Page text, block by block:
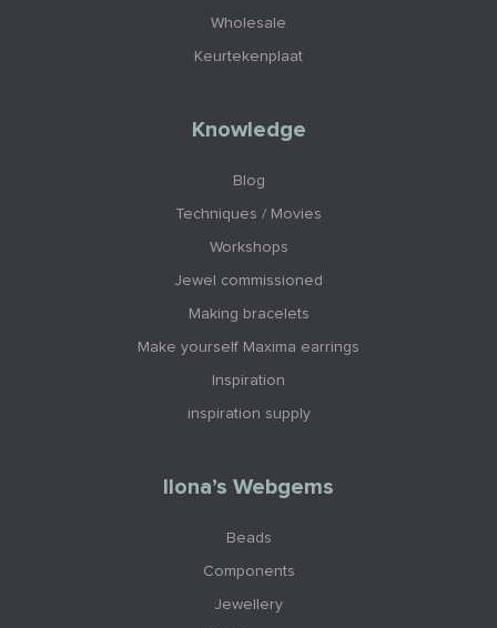
Wholesale
Keurtekenplaat
Knowledge
Blog
Techniques / Movies
Workshops
Jewel commissioned
Making bracelets
Make yourself Maxima earrings
Inspiration
inspiration supply
Ilona’s Webgems
Beads
Components
Jewellery